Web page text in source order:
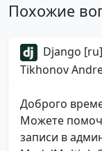
Похожие
Django [ru]
Tikhonov
Доброго
Можете
записи в